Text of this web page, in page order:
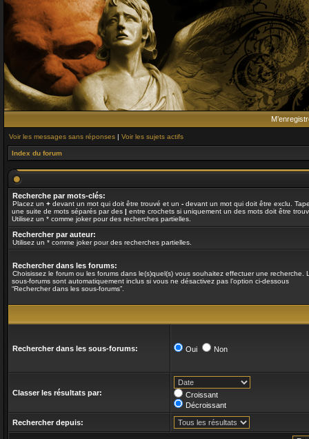
Voir les messages sans réponses | Voir les sujets actifs
Index du forum
Recherche par mots-clés:
Placez un + devant un mot qui doit être trouvé et un - devant un mot qui doit être exclu.
une suite de mots séparés par des | entre crochets si uniquement un des mots doit être
Utilisez un * comme joker pour des recherches partielles.
Rechercher par auteur:
Utilisez un * comme joker pour des recherches partielles.
Rechercher dans les forums:
Choisissez le forum ou les forums dans le(s)quel(s) vous souhaitez effectuer une recherche.
sous-forums sont automatiquement inclus si vous ne désactivez pas l’option ci-dessous
“Rechercher dans les sous-forums”.
Rechercher dans les sous-forums: Oui Non
Classer les résultats par:
Croissant
Décroissant
Rechercher depuis: